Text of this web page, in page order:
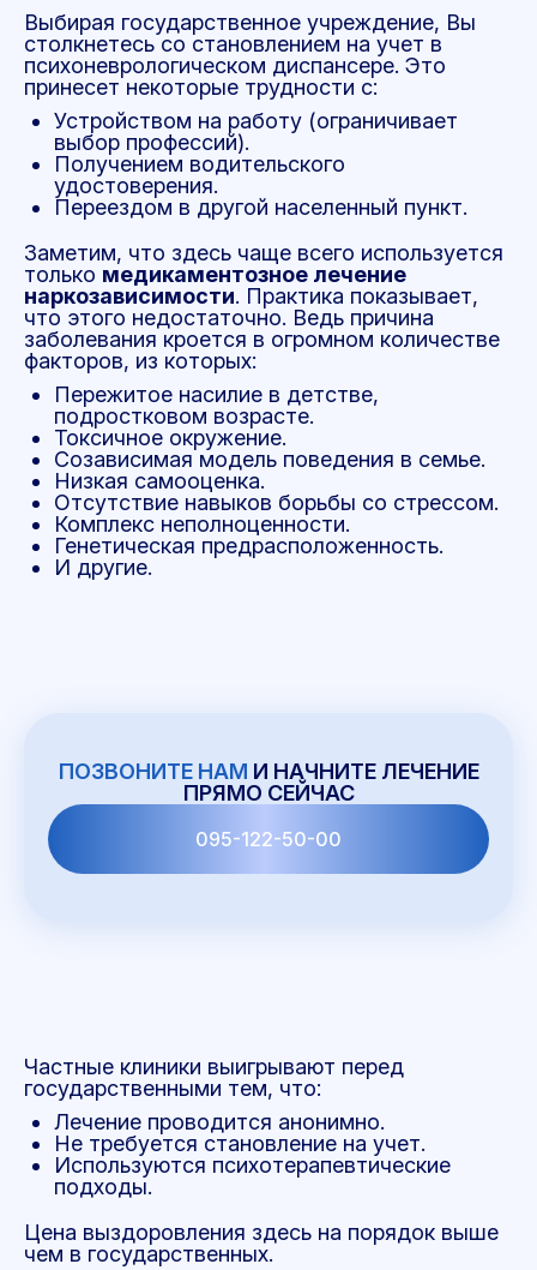
Выбирая государственное учреждение, Вы
столкнетесь со становлением на учет в
психоневрологическом диспансере. Это
принесет некоторые трудности с:
Устройством на работу (ограничивает
выбор профессий).
Получением водительского
удостоверения.
Переездом в другой населенный пункт.
Заметим, что здесь чаще всего используется
только медикаментозное лечение
наркозависимости. Практика показывает,
что этого недостаточно. Ведь причина
заболевания кроется в огромном количестве
факторов, из которых:
Пережитое насилие в детстве,
подростковом возрасте.
Токсичное окружение.
Созависимая модель поведения в семье.
Низкая самооценка.
Отсутствие навыков борьбы со стрессом.
Комплекс неполноценности.
Генетическая предрасположенность.
И другие.
ПОЗВОНИТЕ НАМ И НАЧНИТЕ ЛЕЧЕНИЕ
ПРЯМО СЕЙЧАС
095-122-50-00
Частные клиники выигрывают перед
государственными тем, что:
Лечение проводится анонимно.
Не требуется становление на учет.
Используются психотерапевтические
подходы.
Цена выздоровления здесь на порядок выше
чем в государственных.